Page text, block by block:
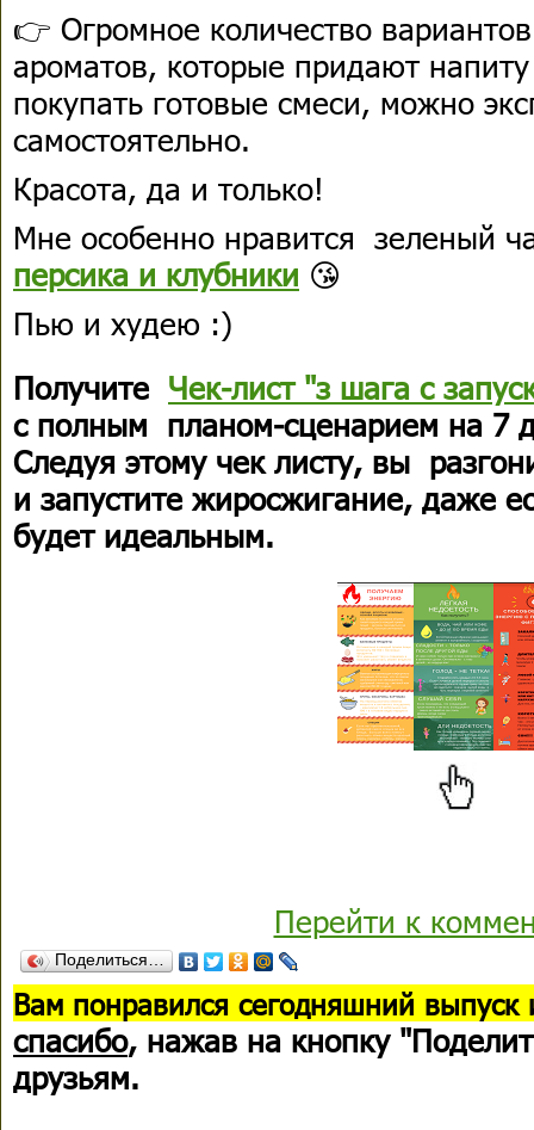
👉 Огромное количество вариантов
ароматов, которые придают
покупать готовые смеси, можно
самостоятельно.
Красота, да и только!
Мне особенно нравится зеленый
персика и клубники 😘
Пью и худею :)
Получите Чек-лист "з шага с
с полным планом-сценарием на 7
Следуя этому чек листу, вы
и запустите жиросжигание, даже
будет идеальным.
Перейти к
Поделиться…
Вам понравился сегодняшний выпуск
спасибо, нажав на кнопку
друзьям.